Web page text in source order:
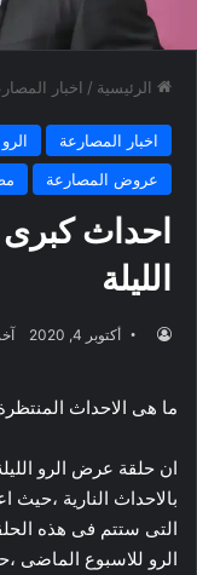
الرئيسية / اخبار
اخبار المصارعة الرو
عروض المصارعة
احداث
الليلة
أكتوبر 4, 2020
ما هى الاحداث
ان حلقة عرض الرو
التى ستتم فى هذه
الرو للاسبوع الماضى